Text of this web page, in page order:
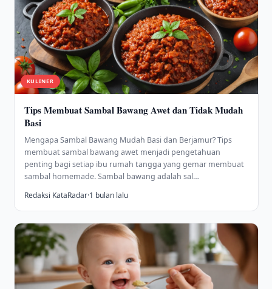
KULINER
Tips Membuat Sambal Bawang Awet dan Tidak Mudah
Basi
Mengapa Sambal Bawang Mudah Basi dan Berjamur? Tips
membuat sambal bawang awet menjadi pengetahuan
penting bagi setiap ibu rumah tangga yang gemar membuat
sambal homemade. Sambal bawang adalah sal…
Redaksi KataRadar·1 bulan lalu